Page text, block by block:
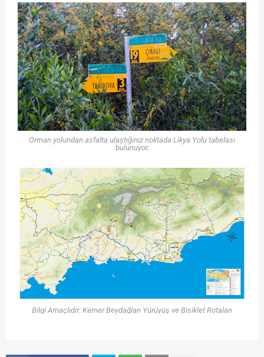
Orman yolundan asfalta ulaştığınız noktada Likya Yolu tabelası
bulunuyor.
Bilgi Amaçlıdır: Kemer Beydağları Yürüyüş ve Bisiklet Rotaları